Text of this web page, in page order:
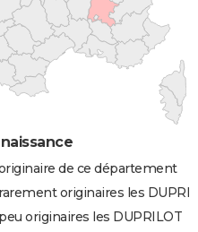
de ce département
originaires les
originaires les DUPRILOT